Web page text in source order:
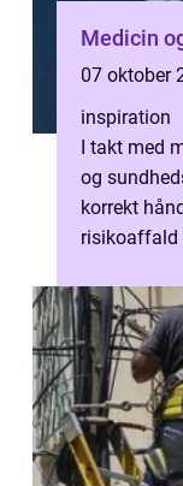
Medicin
07 oktober
inspiration
I takt med
og
korrekt
risikoaffald